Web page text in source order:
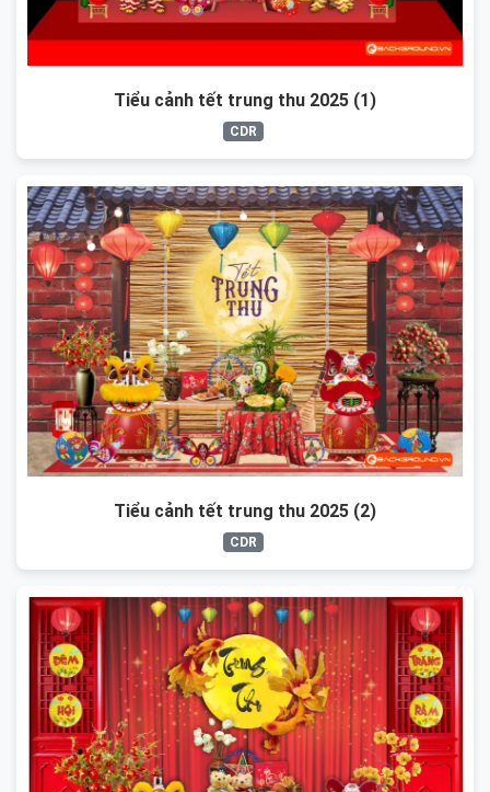
Tiểu cảnh tết trung thu 2025 (1)
CDR
Tiểu cảnh tết trung thu 2025 (2)
CDR